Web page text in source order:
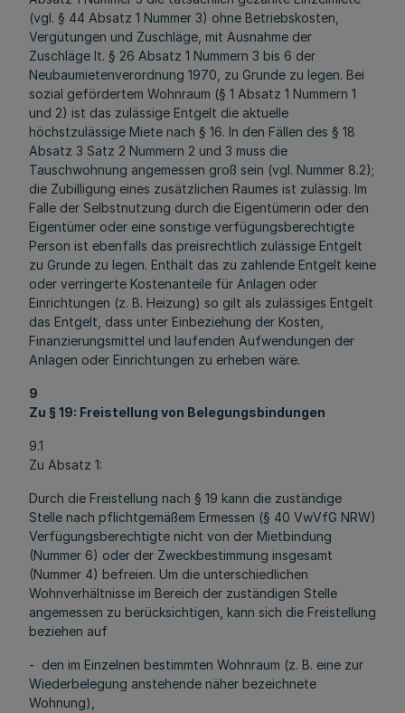
(vgl. § 44 Absatz 1 Nummer 3) ohne Betriebskosten,
Vergütungen und Zuschläge, mit Ausnahme der
Zuschläge lt. § 26 Absatz 1 Nummern 3 bis 6 der
Neubaumietenverordnung 1970, zu Grunde zu legen. Bei
sozial gefördertem Wohnraum (§ 1 Absatz 1 Nummern 1
und 2) ist das zulässige Entgelt die aktuelle
höchstzulässige Miete nach § 16. In den Fällen des § 18
Absatz 3 Satz 2 Nummern 2 und 3 muss die
Tauschwohnung angemessen groß sein (vgl. Nummer 8.2);
die Zubilligung eines zusätzlichen Raumes ist zulässig. Im
Falle der Selbstnutzung durch die Eigentümerin oder den
Eigentümer oder eine sonstige verfügungsberechtigte
Person ist ebenfalls das preisrechtlich zulässige Entgelt
zu Grunde zu legen. Enthält das zu zahlende Entgelt keine
oder verringerte Kostenanteile für Anlagen oder
Einrichtungen (z. B. Heizung) so gilt als zulässiges Entgelt
das Entgelt, dass unter Einbeziehung der Kosten,
Finanzierungsmittel und laufenden Aufwendungen der
Anlagen oder Einrichtungen zu erheben wäre.
9
Zu § 19: Freistellung von Belegungsbindungen
9.1
Zu Absatz 1:
Durch die Freistellung nach § 19 kann die zuständige
Stelle nach pflichtgemäßem Ermessen (§ 40 VwVfG NRW)
Verfügungsberechtigte nicht von der Mietbindung
(Nummer 6) oder der Zweckbestimmung insgesamt
(Nummer 4) befreien. Um die unterschiedlichen
Wohnverhältnisse im Bereich der zuständigen Stelle
angemessen zu berücksichtigen, kann sich die Freistellung
beziehen auf
- den im Einzelnen bestimmten Wohnraum (z. B. eine zur
Wiederbelegung anstehende näher bezeichnete
Wohnung),